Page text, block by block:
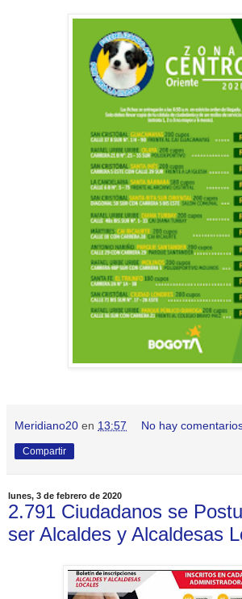
Meridiano20 en 13:57 No hay
Compartir
lunes, 3 de febrero de 2020
2.791 Ciudadanos se
ser Alcaldes y Alcaldesas